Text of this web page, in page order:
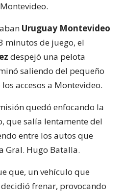
Uruguay Montevideo
minutos de juego, el
despejó una pelota
saliendo del pequeño
accesos a Montevideo.
quedó enfocando la
que salía lentamente del
entre los autos que
Gral. Hugo Batalla.
que, un vehículo que
frenar, provocando